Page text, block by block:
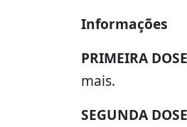
Informações
PRIMEIRA DOSE
mais.
SEGUNDA